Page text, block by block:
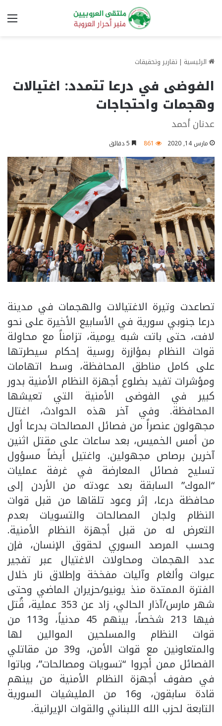
الرئيسية | تقارير وتحقيقات
الفوضى في درعا تتمدد: اغتيالات
وهجمات واحتجاجات
عدنان أحمد
مارس 14, 2020 861
تصاعدت وتيرة الاغتيالات والهجمات في مدينة
درعا جنوبي سورية في الأسابيع الأخيرة على نحو
لافت، حتى باتت شبه يومية، تزامناً مع محاولة
قوات النظام بمؤازرة روسية إحكام سيطرتها
على كامل مناطق المحافظة، وسط اتهامات
ومؤشرات تفيد بضلوع أجهزة النظام الأمنية بدور
كبير في الفوضى الأمنية التي تعيشها
المحافظة. وفي آخر هذه الحوادث، اغتال
مجهولون عنصراً من فصائل المصالحات بدرعا أول
من أمس الخميس، بعد ساعات على مقتل اثنين
آخرين برصاص مجهولين. واغتيل أيضاً مسؤول
تسليح فصائل المعارضة في غرفة عمليات
“الموك” السابقة بعد عودته من الأردن إلى
محافظة درعا، إثر وعود تلقاها من قبل قوات
النظام ولجان المصالحات والتسويات بعدم
التعرض له من قبل أجهزة النظام الأمنية.
وحسب المرصد السوري لحقوق الإنسان، فإن
عدد الهجمات ومحاولات الاغتيال عبر تفجير
عبوات وألغام وآليات مفخخة وإطلاق نار خلال
الفترة الممتدة منذ يونيو/حزيران الماضي وحتى
شهر مارس/آذار الحالي، زاد عن 353 عملية، قُتل
فيها 213 شخصاً، بينهم 45 مدنياً، و113 من
قوات النظام والمسلحين الموالين لها
والمتعاونين مع قوات الأمن، و39 من مقاتلي
الفصائل ممن أجروا “تسويات ومصالحات”، وباتوا
في صفوف أجهزة النظام الأمنية من بينهم
قادة سابقون، و16 من المليشيات السورية
التابعة لحزب الله اللبناني والقوات الإيرانية.